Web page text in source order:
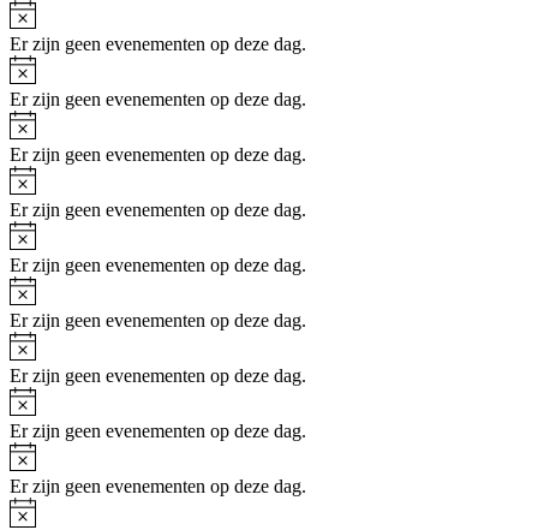
Bericht
Er zijn geen evenementen op deze dag.
Bericht
Er zijn geen evenementen op deze dag.
Bericht
Er zijn geen evenementen op deze dag.
Bericht
Er zijn geen evenementen op deze dag.
Bericht
Er zijn geen evenementen op deze dag.
Bericht
Er zijn geen evenementen op deze dag.
Bericht
Er zijn geen evenementen op deze dag.
Bericht
Er zijn geen evenementen op deze dag.
Bericht
Er zijn geen evenementen op deze dag.
Bericht